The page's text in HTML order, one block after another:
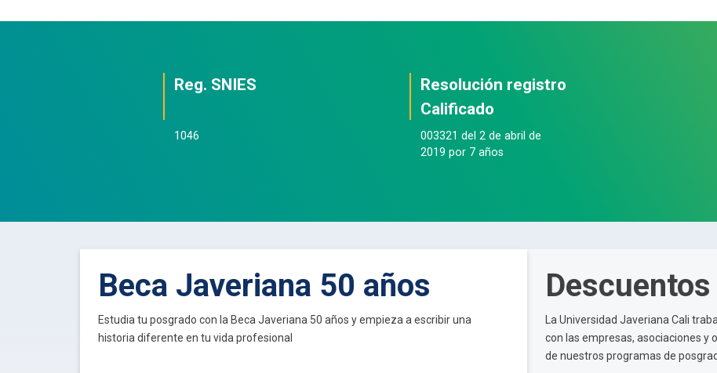
Reg. SNIES
1046
Resolución registro
Calificado
003321 del 2 de abril de
2019 por 7 años
Beca Javeriana 50 años
Estudia tu posgrado con la Beca Javeriana 50 años y empieza a escribir una
historia diferente en tu vida profesional
La Universidad Javeriana Cali
con las empresas, asociaciones y
de nuestros programas de